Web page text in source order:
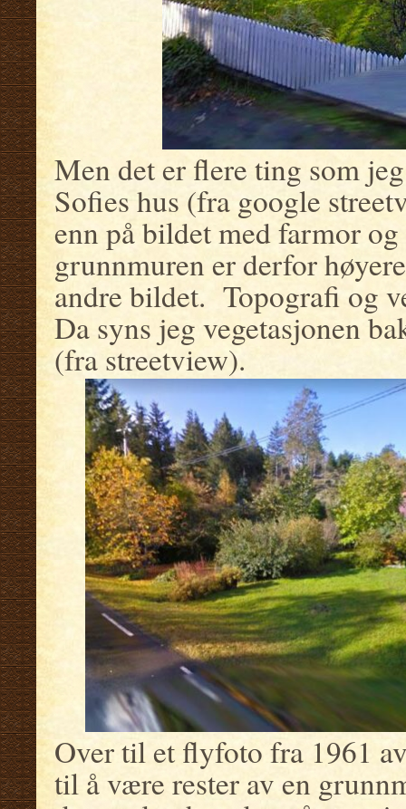
Men det er flere ting som
Sofies hus (fra google
enn på bildet med farmor
grunnmuren er derfor
andre bildet. Topografi og
Da syns jeg vegetasjonen
(fra streetview).
Over til et flyfoto fra 1961
til å være rester av en